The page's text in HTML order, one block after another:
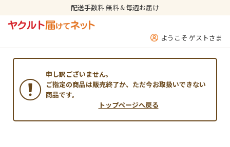
配送手数料 無料＆毎週お届け
ようこそ ゲストさま
申し訳ございません。
ご指定の商品は販売終了か、ただ今お取扱いできない
商品です。
トップページへ戻る